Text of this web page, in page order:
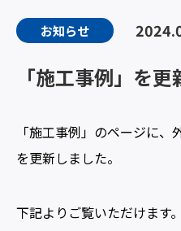
お知らせ
「施工事例」を更
「施工事例」のページに
を更新しました。
下記よりご覧いただけます。